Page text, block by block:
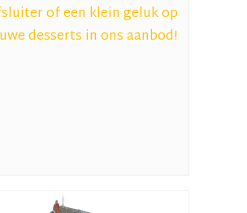
of een klein geluk op
desserts in ons aanbod!